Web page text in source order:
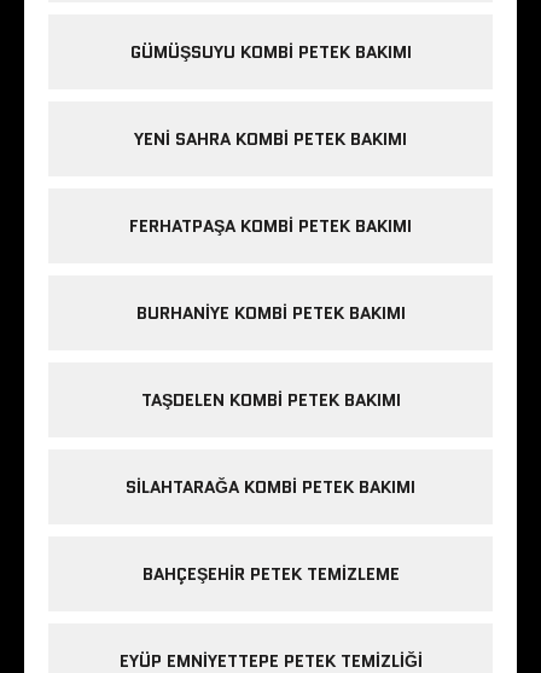
GÜMÜŞSUYU KOMBI PETEK BAKIMI
YENI SAHRA KOMBI PETEK BAKIMI
FERHATPAŞA KOMBI PETEK BAKIMI
BURHANIYE KOMBI PETEK BAKIMI
TAŞDELEN KOMBI PETEK BAKIMI
SILAHTARAĞA KOMBI PETEK BAKIMI
BAHÇEŞEHIR PETEK TEMIZLEME
EYÜP EMNIYETTEPE PETEK TEMIZLIĞI